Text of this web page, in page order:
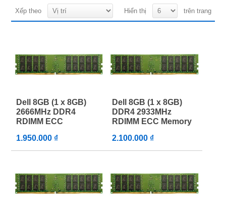
Xếp theo Hiển thị trên trang
Dell 8GB (1 x 8GB)
2666MHz DDR4
RDIMM ECC
1.950.000 ₫
Dell 8GB (1 x 8GB)
DDR4 2933MHz
RDIMM ECC Memory
2.100.000 ₫